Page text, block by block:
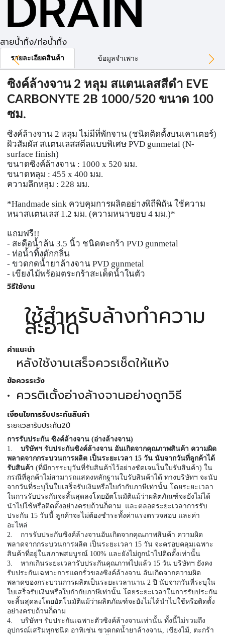
สายน้ำทิ้ง/ท่อน้ำทิ้ง
รายละเอียดสินค้า ข้อมูลจำเพาะ
ซิงค์ล้างจาน 2 หลุม สแตนเลสสีดำ EVE
CARBONYTE 2B 1000/520 ขนาด 100
ซม.
ซิงค์ล้างจาน 2 หลุม ไม่มีที่พักจาน (ชนิดติดตั้งบนเคาเตอร์)
ผิวสัมผัส สแตนเลสสตีลแบบพิเศษ PVD gunmetal (N-
surface finish)
ขนาดซิงค์ล้างจาน : 1000 x 520 มม.
ขนาดหลุม : 455 x 400 มม.
ความลึกหลุม : 228 มม.
*Handmade sink ควบคุมการผลิตอย่างพิถีพิถัน ใช้ความ
หนาสแตนเลส 1.2 มม. (ความหนาขอบ 4 มม.)*
แถมฟรี!!
- สะดือน้ำล้น 3.5 นิ้ว ชนิดตะกร้า PVD gunmetal
- ท่อน้ำทิ้งดักกลิ่น
- ขวดกดน้ำยาล้างจาน PVD gunmetal
- เขียงไม้พร้อมตระกร้าสะเด็ดน้ำในตัว
วิธีใช้งาน
ใช้สำหรับล้างทำความ
สะอาด
คำแนะนำ
หลังใช้งานเสร็จควรเช็ดให้แห้ง
ข้อควรระวัง
ควรติเตั้งอ่างล้างจานอย่างถูกวิธี
เงื่อนไขการรับประกันสินค้า
ระยะเวลารับประกัน2ปี
การรับประกัน ซิงค์ล้างจาน (อ่างล้างจาน)
1.
บริษัทฯ รับประกันซิงค์ล้างจาน อันเกิดจากคุณภาพสินค้า ความผิด
พลาดจากกระบวนการผลิต เป็นระยะเวลา 15 วัน นับจากวันที่ลูกค้าได้
รับสินค้า (ที่มีการระบุวันที่รับสินค้าไว้อย่างชัดเจนในใบรับสินค้า) ใน
กรณีที่ลูกค้าไม่สามารถแสดงหลักฐานใบรับสินค้าได้ ทางบริษัทฯ จะนับ
จากวันที่ระบุในใบเสร็จรับเงินหรือใบกำกับภาษีเท่านั้น โดยระยะเวลา
ในการรับประกันจะสิ้นสุดลงโดยอัตโนมัติแม้ว่าผลิตภัณฑ์จะยังไม่ได้
นำไปใช้หรือติดตั้งอย่างครบถ้วนก็ตาม และตลอดระยะเวลาการรับ
ประกัน 15 วันนี้ ลูกค้าจะไม่ต้องชำระทั้งค่าแรงตรวจสอบ และค่า
อะไหล่
2. การรับประกันซิงค์ล้างจานอันเกิดจากคุณภาพสินค้า ความผิด
พลาดจากกระบวนการผลิต เป็นระยะเวลา 15 วัน จะครอบคลุมเฉพาะ
สินค้าที่อยู่ในสภาพสมบูรณ์ 100% และยังไม่ถูกนำไปติดตั้งเท่านั้น
3. หากเกินระยะเวลารับประกันคุณภาพไปแล้ว 15 วัน บริษัทฯ ยังคง
รับประกันเฉพาะการแตกรั่วของซิงค์ล้างจาน อันเกิดจากความผิด
พลาดของกระบวนการผลิตเป็นระยะเวลานาน 2 ปี นับจากวันที่ระบุใน
ใบเสร็จรับเงินหรือใบกำกับภาษีเท่านั้น โดยระยะเวลาในการรับประกัน
จะสิ้นสุดลงโดยอัตโนมัติแม้ว่าผลิตภัณฑ์จะยังไม่ได้นำไปใช้หรือติดตั้ง
อย่างครบถ้วนก็ตาม
4. บริษัทฯ รับประกันเฉพาะตัวซิงค์ล้างจานเท่านั้น ทั้งนี้ไม่รวมถึง
อุปกรณ์เสริมทุกชนิด อาทิเช่น ขวดกดน้ำยาล้างจาน, เขียงไม้, ตะกร้า